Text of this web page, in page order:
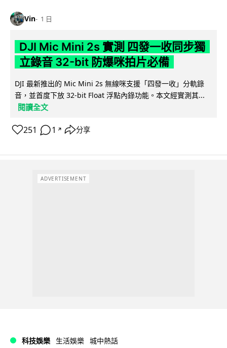
Vin 1 日
DJI Mic Mini 2s 實測 四發一收同步獨
立錄音 32-bit 防爆咪拍片必備
DJI 最新推出的 Mic Mini 2s 無線咪支援「四發一收」分軌錄
音，並首度下放 32-bit Float 浮點內錄功能。本文經實測其...
閱讀全文
251 1 ↗ 分享
ADVERTISEMENT
科技娛樂 生活娛樂 城中熱話